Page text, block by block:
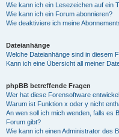
Wie kann ich ein Lesezeichen auf ein
Wie kann ich ein Forum abonnieren?
Wie deaktiviere ich meine
Dateianhänge
Welche Dateianhänge sind in diesem
Kann ich eine Übersicht all meiner
phpBB betreffende Fragen
Wer hat diese Forensoftware
Warum ist Funktion x oder y nicht
An wen soll ich mich wenden, falls es
Forum gibt?
Wie kann ich einen Administrator des